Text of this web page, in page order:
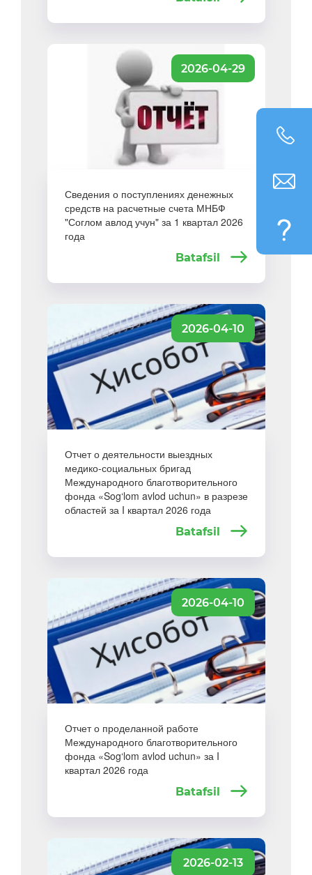
2026-04-29
Сведения о поступлениях денежных
средств на расчетные счета МНБФ
"Соглом авлод учун" за 1 квартал 2026
года
Batafsil
2026-04-10
Отчет о деятельности выездных
медико-социальных бригад
Международного благотворительного
фонда «Sog‘lom avlod uchun» в разрезе
областей за I квартал 2026 года
Batafsil
2026-04-10
Отчет о проделанной работе
Международного благотворительного
фонда «Sog‘lom avlod uchun» за I
квартал 2026 года
Batafsil
2026-02-13